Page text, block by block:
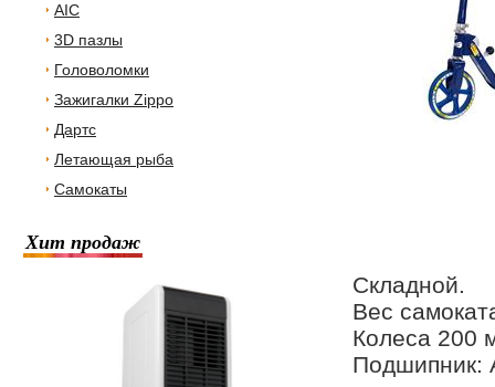
AIC
3D пазлы
Головоломки
Зажигалки Zippo
Дартс
Летающая рыба
Самокаты
Хит продаж
Складной.
Вес
Колеса 200
Подшипник: